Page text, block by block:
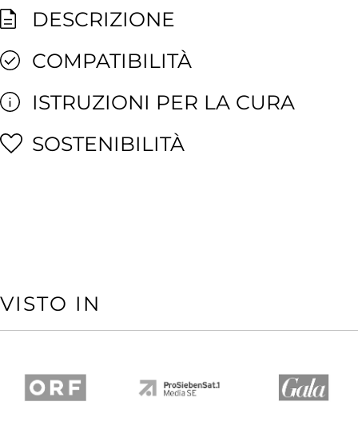
DESCRIZIONE
COMPATIBILITÀ
ISTRUZIONI PER LA CURA
SOSTENIBILITÀ
VISTO IN